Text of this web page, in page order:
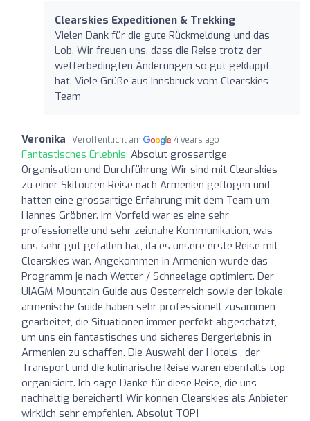
Clearskies Expeditionen & Trekking
Vielen Dank für die gute Rückmeldung und das
Lob. Wir freuen uns, dass die Reise trotz der
wetterbedingten Änderungen so gut geklappt
hat. Viele Grüße aus Innsbruck vom Clearskies
Team
Veronika Veröffentlicht am 4 years ago
Fantastisches Erlebnis: Absolut grossartige
Organisation und Durchführung Wir sind mit Clearskies
zu einer Skitouren Reise nach Armenien geflogen und
hatten eine grossartige Erfahrung mit dem Team um
Hannes Gröbner. im Vorfeld war es eine sehr
professionelle und sehr zeitnahe Kommunikation, was
uns sehr gut gefallen hat, da es unsere erste Reise mit
Clearskies war. Angekommen in Armenien wurde das
Programm je nach Wetter / Schneelage optimiert. Der
UIAGM Mountain Guide aus Oesterreich sowie der lokale
armenische Guide haben sehr professionell zusammen
gearbeitet, die Situationen immer perfekt abgeschätzt,
um uns ein fantastisches und sicheres Bergerlebnis in
Armenien zu schaffen. Die Auswahl der Hotels , der
Transport und die kulinarische Reise waren ebenfalls top
organisiert. Ich sage Danke für diese Reise, die uns
nachhaltig bereichert! Wir können Clearskies als Anbieter
wirklich sehr empfehlen. Absolut TOP!